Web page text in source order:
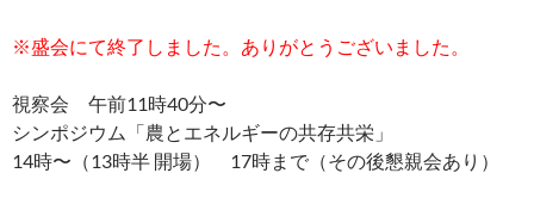
※盛会にて終了しました。ありがとうございました。
視察会 午前11時40分〜
シンポジウム「農とエネルギーの共存共栄」
14時〜（13時半 開場） 17時まで（その後懇親会あり）